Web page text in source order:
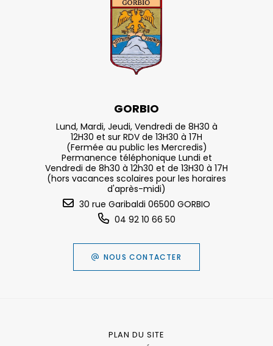
GORBIO
Lund, Mardi, Jeudi, Vendredi de 8H30 à
12H30 et sur RDV de 13H30 à 17H
(Fermée au public les Mercredis)
Permanence téléphonique Lundi et
Vendredi de 8h30 à 12h30 et de 13H30 à 17H
(hors vacances scolaires pour les horaires
d'après-midi)
30 rue Garibaldi 06500 GORBIO
04 92 10 66 50
NOUS CONTACTER
PLAN DU SITE